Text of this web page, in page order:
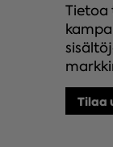
Tietoa
Tilaa